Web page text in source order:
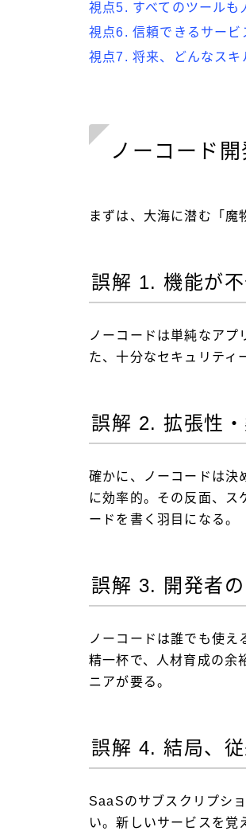
視点5. すべてのツールも
視点6. 信頼できるサー
視点7. 将来、どんなス
ノーコード
まずは、大海に潜む「魔
誤解 1. 機能が
ノーコードは単純なアプ
た、十分なセキュリティ
誤解 2. 拡張性
確かに、ノーコードは決
に効率的。その反面、ス
ードを書く羽目になる。
誤解 3. 開発者
ノーコードは誰でも使え
精一杯で、人材育成の余
ニアが要る。
誤解 4. 結局、
SaaSのサブスクリプシ
い。新しいサービスを覚